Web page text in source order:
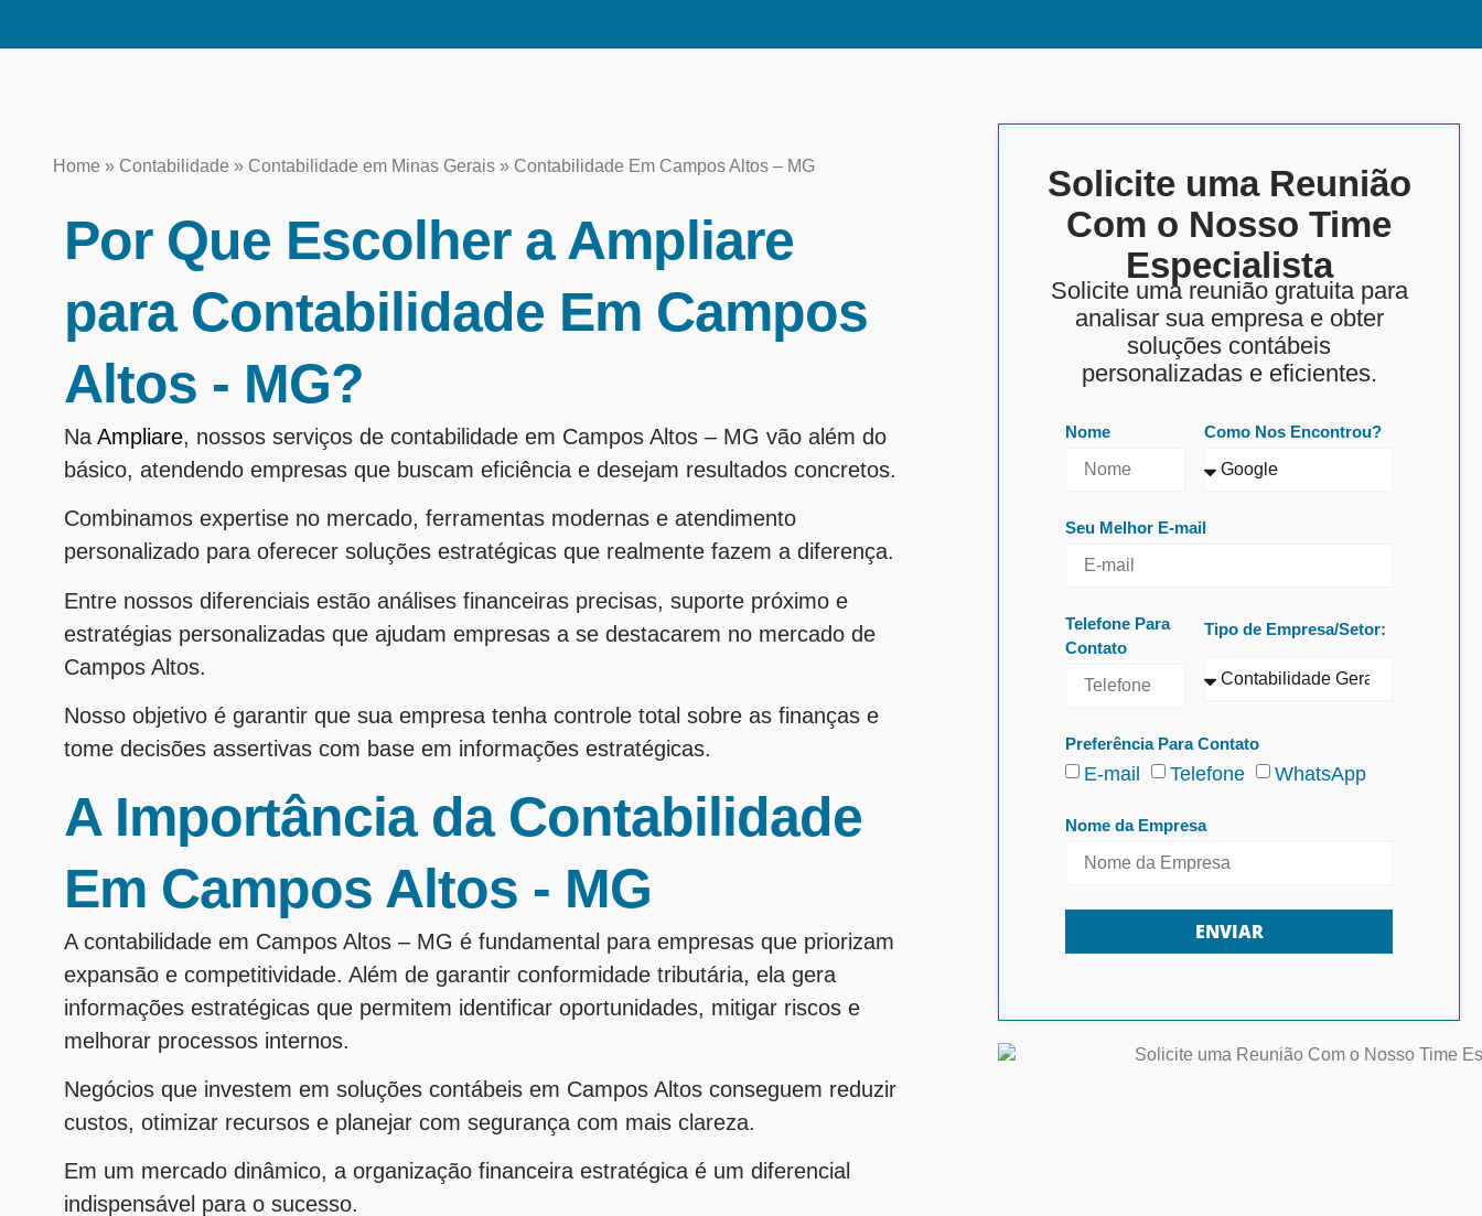
Home » Contabilidade » Contabilidade em Minas Gerais » Contabilidade Em Campos Altos – MG
Por Que Escolher a Ampliare
para Contabilidade Em Campos
Altos - MG?
Na Ampliare, nossos serviços de contabilidade em Campos Altos – MG vão além do
básico, atendendo empresas que buscam eficiência e desejam resultados concretos.
Combinamos expertise no mercado, ferramentas modernas e atendimento
personalizado para oferecer soluções estratégicas que realmente fazem a diferença.
Entre nossos diferenciais estão análises financeiras precisas, suporte próximo e
estratégias personalizadas que ajudam empresas a se destacarem no mercado de
Campos Altos.
Nosso objetivo é garantir que sua empresa tenha controle total sobre as finanças e
tome decisões assertivas com base em informações estratégicas.
A Importância da Contabilidade
Em Campos Altos - MG
A contabilidade em Campos Altos – MG é fundamental para empresas que priorizam
expansão e competitividade. Além de garantir conformidade tributária, ela gera
informações estratégicas que permitem identificar oportunidades, mitigar riscos e
melhorar processos internos.
Negócios que investem em soluções contábeis em Campos Altos conseguem reduzir
custos, otimizar recursos e planejar com segurança com mais clareza.
Em um mercado dinâmico, a organização financeira estratégica é um diferencial
indispensável para o sucesso.
Solicite uma Reunião
Com o Nosso Time
Especialista
Solicite uma reunião gratuita para
analisar sua empresa e obter
soluções contábeis
personalizadas e eficientes.
Nome Como Nos Encontrou?
Seu Melhor E-mail
Telefone Para
Contato
Tipo de Empresa/Setor:
Preferência Para Contato
E-mail Telefone WhatsApp
Nome da Empresa
ENVIAR